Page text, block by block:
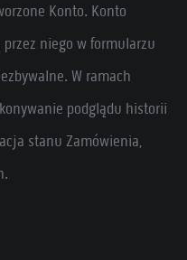
Konto. Konto
niego w formularzu
W ramach
podglądu historii
stanu Zamówienia,